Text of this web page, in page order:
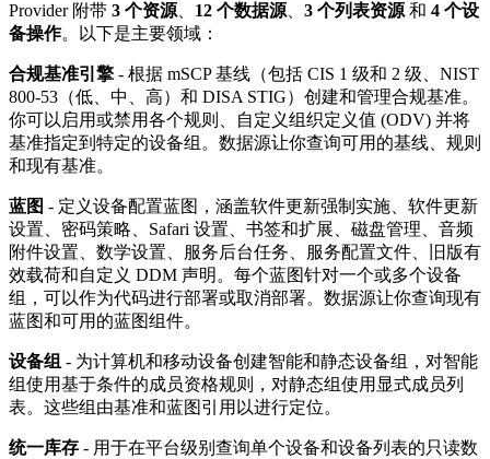
Provider 附带 3 个资源 12 个数据源 3 个列表资源 和 4 个设
备操作。以下是主要领域：
合规基准引擎 - 根据 mSCP 基线（包括 CIS 1 级和 2 级、NIST
800-53（低、中、高）和 DISA STIG）创建和管理合规基准。
你可以启用或禁用各个规则、自定义组织定义值 (ODV) 并将
基准指定到特定的设备组。数据源让你查询可用的基线、规则
和现有基准。
蓝图 - 定义设备配置蓝图，涵盖软件更新强制实施、软件更新
设置、密码策略、Safari 设置、书签和扩展、磁盘管理、音频
附件设置、数学设置、服务后台任务、服务配置文件、旧版有
效载荷和自定义 DDM 声明。每个蓝图针对一个或多个设备
组，可以作为代码进行部署或取消部署。数据源让你查询现有
蓝图和可用的蓝图组件。
设备组 - 为计算机和移动设备创建智能和静态设备组，对智能
组使用基于条件的成员资格规则，对静态组使用显式成员列
表。这些组由基准和蓝图引用以进行定位。
统一库存 - 用于在平台级别查询单个设备和设备列表的只读数